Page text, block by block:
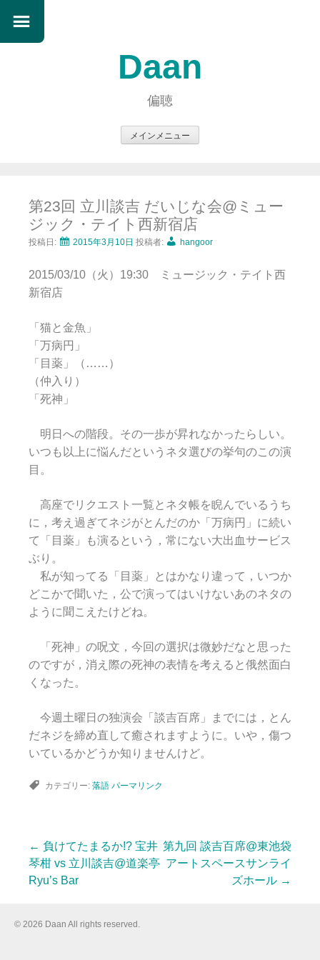
Daan
偏聴
メインメニュー
ン
ツ
へ
キ
ッ
第23回 立川談吉 だいじな会@ミュー
ジック・テイト西新宿店
投稿日: 2015年3月10日 投稿者: hangoor
2015/03/10（火）19:30 ミュージック・テイト西
新宿店
「猫と金魚」
「万病円」
「目薬」（……）
（仲入り）
「死神」
明日への階段。その一歩が昇れなかったらしい。
いつも以上に悩んだというネタ選びの挙句のこの演
目。
高座でリクエスト一覧とネタ帳を睨んでいるうち
に，考え過ぎてネジがとんだのか「万病円」に続い
て「目薬」も演るという，常にない大出血サービス
ぶり。
私が知ってる「目薬」とはかなり違って，いつか
どこかで聞いた，公で演ってはいけないあのネタの
ように聞こえたけどね。
「死神」の呪文，今回の選択は微妙だなと思った
のですが，消え際の死神の表情を考えると俄然面白
くなった。
今週土曜日の独演会「談吉百席」までには，とん
だネジを締め直して癒されますように。いや，傷つ
いているかどうか知りませんけど。
カテゴリー: 落語 パーマリンク
投
稿
← 負けてたまるか!? 宝井
琴柑 vs 立川談吉@道楽亭
Ryu’s Bar
第九回 談吉百席@東池袋
アートスペースサンライ
ズホール →
© 2026 Daan All rights reserved.